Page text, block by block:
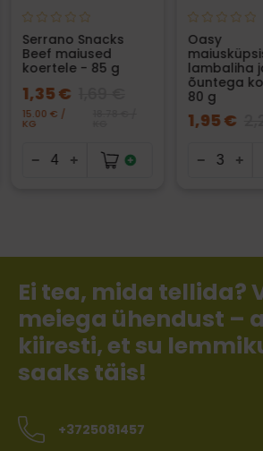
Serrano Snacks
Beef maiused
koertele - 85 g
1,35 €
15.00 € /
KG
Oasy
lambaliha
õuntega
80 g
1,95 €
Ei tea, mida tellida?
meiega ühendust –
kiiresti, et su
saaks täis!
+3725081457